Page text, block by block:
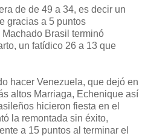
de de 49 a 34, es decir un
gracias a 5 puntos
Brasil terminó
un fatídico 26 a 13 que
hacer Venezuela, que dejó en
altos Marriaga, Echenique así
hicieron fiesta en el
la remontada sin éxito,
a 15 puntos al terminar el